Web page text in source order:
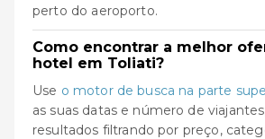
perto do aeroporto.
Como encontrar a melhor
hotel em Toliati?
Use o motor de busca na parte
as suas datas e número de
resultados filtrando por preço,